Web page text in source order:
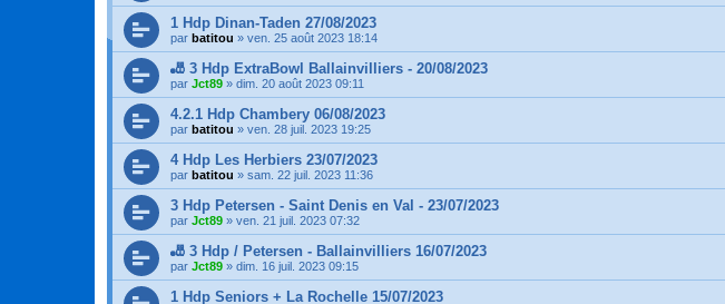
1 Hdp Dinan-Taden 27/08/2023
par batitou » ven. 25 août 2023 18:14
🎳 3 Hdp ExtraBowl Ballainvilliers - 20/08/2023
par Jct89 » dim. 20 août 2023 09:11
4.2.1 Hdp Chambery 06/08/2023
par batitou » ven. 28 juil. 2023 19:25
4 Hdp Les Herbiers 23/07/2023
par batitou » sam. 22 juil. 2023 11:36
3 Hdp Petersen - Saint Denis en Val - 23/07/2023
par Jct89 » ven. 21 juil. 2023 07:32
🎳 3 Hdp / Petersen - Ballainvilliers 16/07/2023
par Jct89 » dim. 16 juil. 2023 09:15
1 Hdp Seniors + La Rochelle 15/07/2023